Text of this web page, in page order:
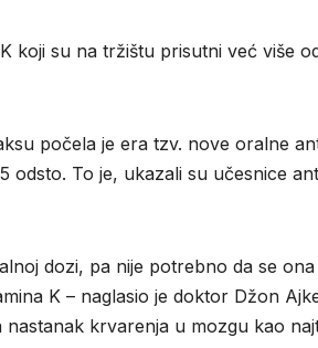
koji su na tržištu prisutni već više
počela je era tzv. nove oralne
odsto. To je, ukazali su učesnice
dozi, pa nije potrebno da se
K – naglasio je doktor Džon
nastanak krvarenja u mozgu kao